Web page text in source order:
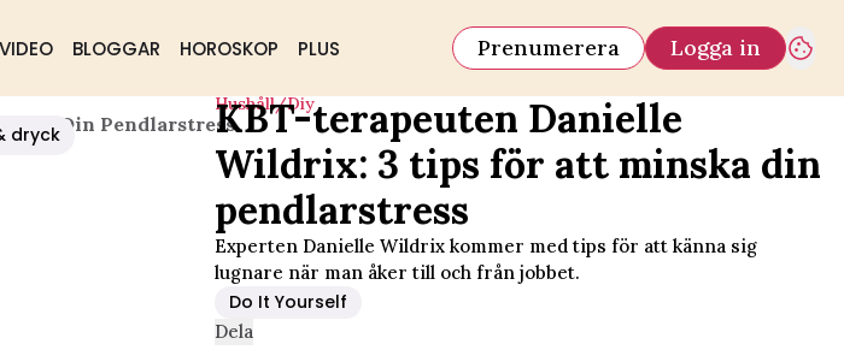
VIDEO BLOGGAR HOROSKOP PLUS Prenumerera Logga in
dryckDin Pendlarstress
Hushåll/diy
KBT-terapeuten Danielle
Wildrix: 3 tips för att minska din
pendlarstress
Experten Danielle Wildrix kommer med tips för att känna sig
lugnare när man åker till och från jobbet.
Do It Yourself
Dela